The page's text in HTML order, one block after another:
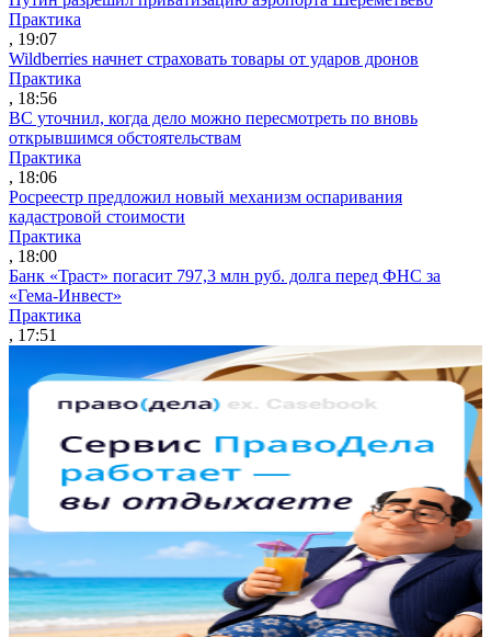
Практика
, 19:07
Wildberries начнет страховать товары от ударов дронов
Практика
, 18:56
ВС уточнил, когда дело можно пересмотреть по вновь
открывшимся обстоятельствам
Практика
, 18:06
Росреестр предложил новый механизм оспаривания
кадастровой стоимости
Практика
, 18:00
Банк «Траст» погасит 797,3 млн руб. долга перед ФНС за
«Гема-Инвест»
Практика
, 17:51